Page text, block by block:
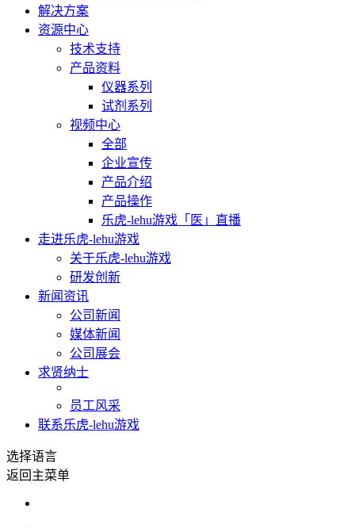
解决方案
资源中心
技术支持
产品资料
仪器系列
试剂系列
视频中心
全部
企业宣传
产品介绍
产品操作
乐虎-lehu游戏「医」直播
走进乐虎-lehu游戏
关于乐虎-lehu游戏
研发创新
新闻资讯
公司新闻
媒体新闻
公司展会
求贤纳士
员工风采
联系乐虎-lehu游戏
选择语言
返回主菜单